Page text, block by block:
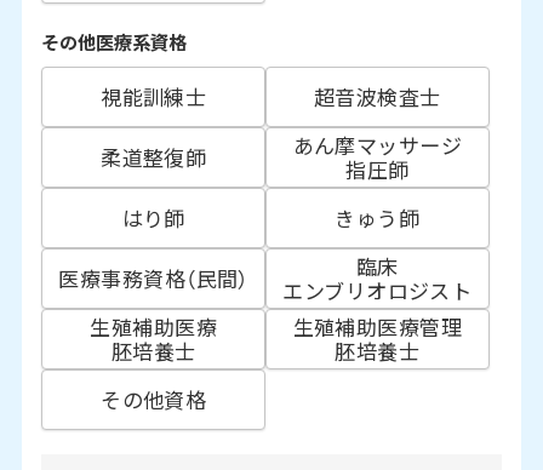
その他医療系資格
視能訓練士
超音波検査士
柔道整復師
あん摩マッサージ
指圧師
はり師
きゅう師
医療事務資格（民間）
臨床
エンブリオロジスト
生殖補助医療
胚培養士
生殖補助医療管理
胚培養士
その他資格